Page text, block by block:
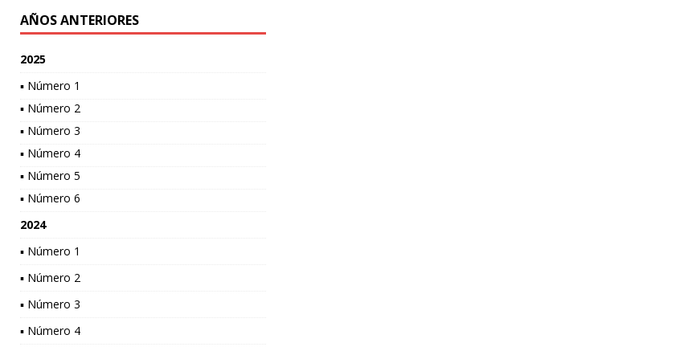
AÑOS ANTERIORES
2025
▪ Número 1
▪ Número 2
▪ Número 3
▪ Número 4
▪ Número 5
▪ Número 6
2024
▪ Número 1
▪ Número 2
▪ Número 3
▪ Número 4